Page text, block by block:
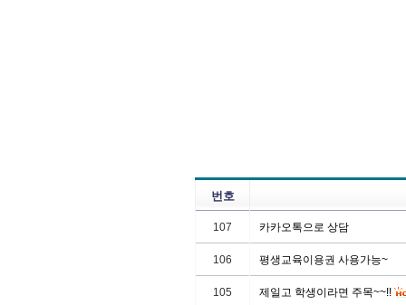
번호
107 카카오톡으로 상담
106 평생교육이용권 사용가능~
105 제일고 학생이라면 주목~~!!